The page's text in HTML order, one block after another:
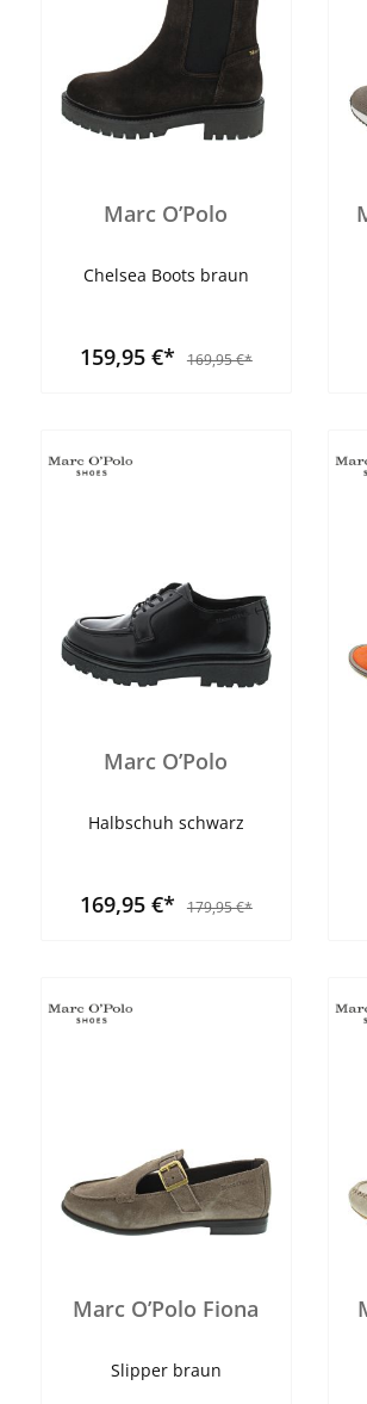
Marc O’Polo
Chelsea Boots braun
159,95 €* 169,95 €*
Marc O’Polo
Halbschuh schwarz
169,95 €* 179,95 €*
Marc O’Polo Fiona
Slipper braun